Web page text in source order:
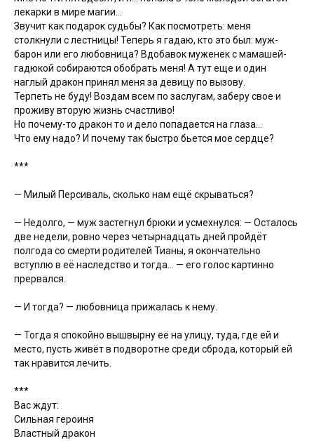
лекарки в мире магии...
Звучит как подарок судьбы? Как посмотреть: меня
столкнули с лестницы! Теперь я гадаю, кто это был: муж-
барон или его любовница? Вдобавок муженек с мамашей-
гадюкой собираются обобрать меня! А тут еще и один
наглый дракон принял меня за девицу по вызову.
Терпеть не буду! Воздам всем по заслугам, заберу свое и
проживу вторую жизнь счастливо!
Но почему-то дракон то и дело попадается на глаза...
Что ему надо? И почему так быстро бьется мое сердце?
***
— Милый Персиваль, сколько нам ещё скрываться?
— Недолго, — муж застегнул брюки и усмехнулся: — Осталось
две недели, ровно через четырнадцать дней пройдёт
полгода со смерти родителей Тианы, я окончательно
вступлю в её наследство и тогда… — его голос картинно
прервался.
— И тогда? — любовница прижалась к нему.
— Тогда я спокойно вышвырну её на улицу, туда, где ей и
место, пусть живёт в подворотне среди сброда, который ей
так нравится лечить.
***
Вас ждут:
Сильная героиня
Властный дракон